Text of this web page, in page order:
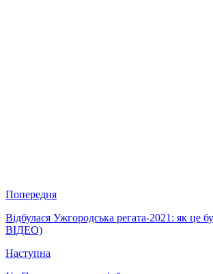
Попередня
Відбулася Ужгородська регата-2021: як це
ВІДЕО)
Наступна